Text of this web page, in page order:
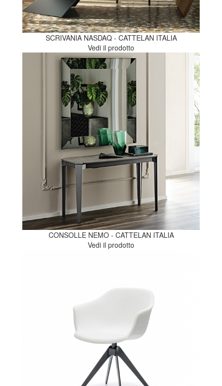
SCRIVANIA NASDAQ - CATTELAN ITALIA
Vedi il prodotto
CONSOLLE NEMO - CATTELAN ITALIA
Vedi il prodotto